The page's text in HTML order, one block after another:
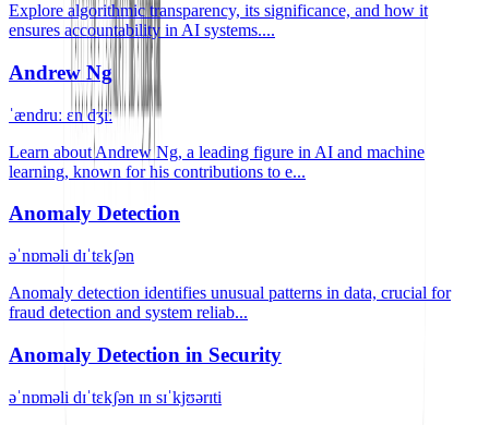
Explore algorithmic transparency, its significance, and how it
ensures accountability in AI systems....
Andrew Ng
ˈændruː ɛn dʒiː
Learn about Andrew Ng, a leading figure in AI and machine
learning, known for his contributions to e...
Anomaly Detection
əˈnɒməli dɪˈtɛkʃən
Anomaly detection identifies unusual patterns in data, crucial for
fraud detection and system reliab...
Anomaly Detection in Security
əˈnɒməli dɪˈtɛkʃən ɪn sɪˈkjʊərɪti